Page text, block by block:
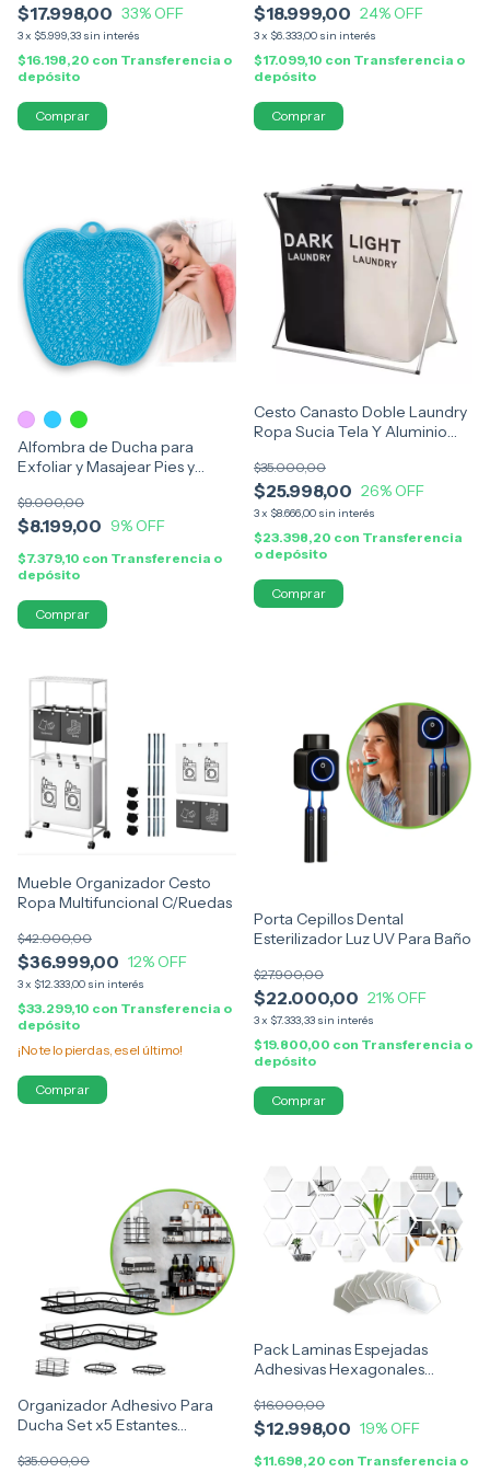
$17.998,00 33% OFF
3x $5.999,33 sin interés
$16.198,20 con Transferencia o
depósito
Comprar
$18.999,00 24% OFF
3x $6.333,00 sin interés
$17.099,10 con Transferencia o
depósito
Alfombra de Ducha para
Exfoliar y Masajear Pies y
$8.199,00
$9.000,00
9% OFF
$7.379,10 con Transferencia o
depósito
Comprar
Cesto Canasto Doble Laundry
Ropa Sucia Tela Y Aluminio
$25.998,00
$35.000,00
26% OFF
3x $8.666,00 sin interés
$23.398,20 con Transferencia
o depósito
Mueble Organizador Cesto
Ropa Multifuncional C/Ruedas
$36.999,00
$42.000,00
12% OFF
3x $12.333,00 sin interés
$33.299,10 con Transferencia o
depósito
¡No te lo pierdas, es el último!
Porta Cepillos Dental
Esterilizador Luz UV Para Baño
$22.000,00
$27.900,00
21% OFF
3x $7.333,33 sin interés
$19.800,00 con Transferencia o
depósito
Organizador Adhesivo Para
Ducha Set x5 Estantes
Al Agua
$35.000,00
Pack Laminas Espejadas
Adhesivas Hexagonales
$12.998,00
$16.000,00
19% OFF
$11.698,20 con Transferencia o